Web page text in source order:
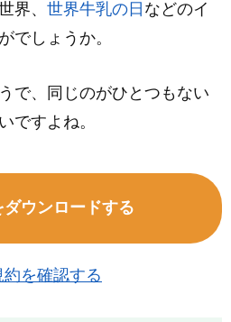
界、 世界牛乳の日 などのイ
でしょうか。
で、同じのがひとつもない
ですよね。
ダウンロードする
約を確認する